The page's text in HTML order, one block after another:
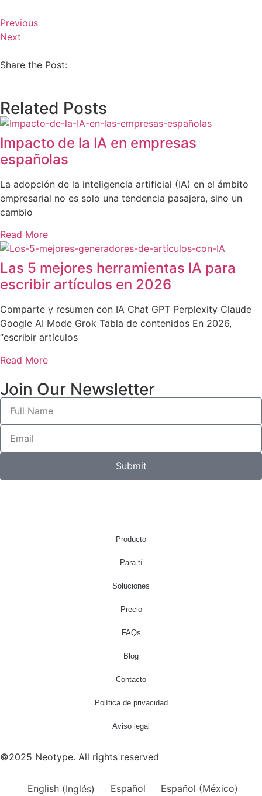
Previous
Next
Share the Post:
Related Posts
Impacto de la IA en empresas
españolas
La adopción de la inteligencia artificial (IA) en el ámbito
empresarial no es solo una tendencia pasajera, sino un
cambio
Read More
Las 5 mejores herramientas IA para
escribir artículos en 2026
Comparte y resumen con IA Chat GPT Perplexity Claude
Google AI Mode Grok Tabla de contenidos En 2026,
“escribir artículos
Read More
Join Our Newsletter
Submit
Producto
Para tí
Soluciones
Precio
FAQs
Blog
Contacto
Política de privacidad
Aviso legal
©2025 Neotype. All rights reserved
English (Inglés) Español Español (México)